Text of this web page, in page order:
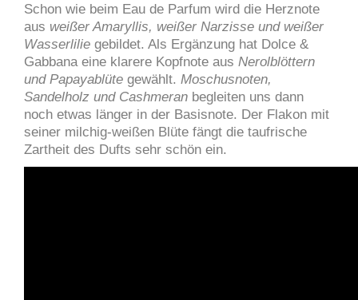
Schon wie beim Eau de Parfum wird die Herznote
aus weißer Amaryllis, weißer Narzisse und weißer
Wasserlilie gebildet. Als Ergänzung hat Dolce &
Gabbana eine klarere Kopfnote aus Nerolblöttern
und Papayablüte gewählt. Moschusnoten,
Sandelholz und Cashmeran begleiten uns dann
noch etwas länger in der Basisnote. Der Flakon mit
seiner milchig-weißen Blüte fängt die taufrische
Zartheit des Dufts sehr schön ein.